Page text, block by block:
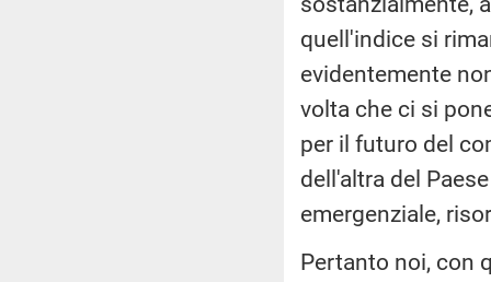
quell'indice si
evidentemente
volta che ci si
per il futuro del
dell'altra del
emergenziale,
Pertanto noi, con